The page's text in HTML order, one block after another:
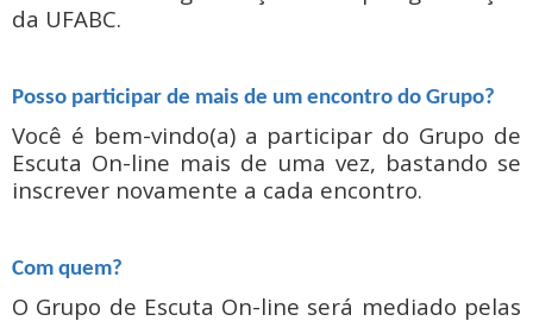
da UFABC.
Posso participar de mais de um encontro do Grupo?
Você é bem-vindo(a) a participar do Grupo de
Escuta On-line mais de uma vez, bastando se
inscrever novamente a cada encontro.
Com quem?
O Grupo de Escuta On-line será mediado pelas